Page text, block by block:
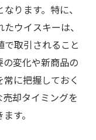
係
渉戦略
示方法
報
ります。特に、
ウイスキーは、
取引されること
変化や新商品の
に把握しておく
却タイミングを
す。